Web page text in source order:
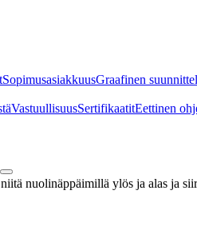
SopimusasiakkuusGraafinen
VastuullisuusSertifikaatitEettinen
nuolinäppäimillä ylös ja alas ja